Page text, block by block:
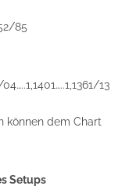
85
13
können dem Chart
Setups